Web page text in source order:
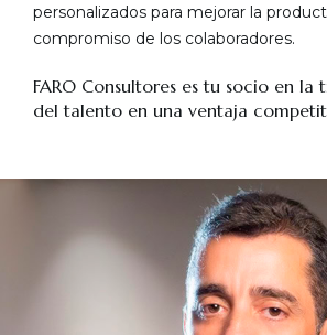
personalizados para mejorar la
compromiso de los colaboradores.
FARO Consultores es tu socio en la
del talento en una ventaja